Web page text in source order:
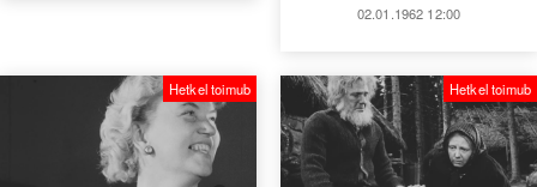
02.01.1962 12:00
Hetkel toimub Hetkel toimub